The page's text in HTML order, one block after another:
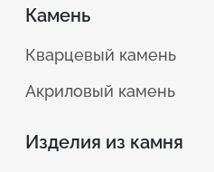
Камень
Кварцевый камень
Акриловый камень
Изделия из камня